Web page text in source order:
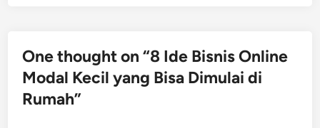
One thought on “8 Ide Bisnis Online
Modal Kecil yang Bisa Dimulai di
Rumah”